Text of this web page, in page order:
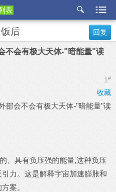
表
etu
p
回复
后
不会有极大天体-"暗能量"读
1 #
收藏
部会不会有极大天体-"暗能量"读
、具有负压强的能量,这种负压
力。这是解释宇宙加速膨胀和
案。